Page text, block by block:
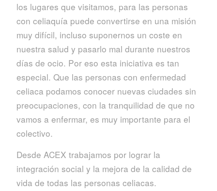
los lugares que visitamos, para las personas
con celiaquía puede convertirse en una misión
muy difícil, incluso suponernos un coste en
nuestra salud y pasarlo mal durante nuestros
días de ocio. Por eso esta iniciativa es tan
especial. Que las personas con enfermedad
celiaca podamos conocer nuevas ciudades sin
preocupaciones, con la tranquilidad de que no
vamos a enfermar, es muy importante para el
colectivo.
Desde ACEX trabajamos por lograr la
integración social y la mejora de la calidad de
vida de todas las personas celiacas.